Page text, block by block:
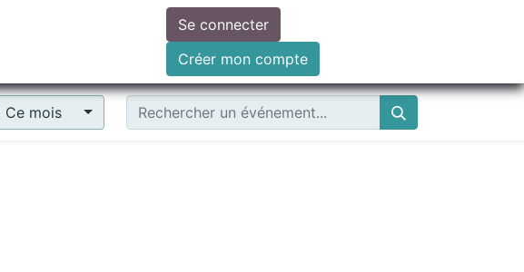
Faire un don
Se connecter
Créer mon compte
Ce mois